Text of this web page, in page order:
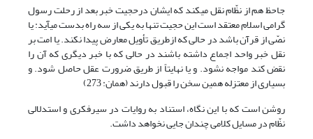
جاحظ هم از نظّام نقل می­کند که ایشان درحجیت خبر بعد از رحلت رسول
گرامی اسلام معتقد است این حجیت تنها به یکی از سه راه بدست می­آید: یا
نصّی از قرآن باشد در حالی ­که ازطریق تأویل معارض پیدا نکند. یا امت بر
نقل خبر واحد اجماع داشته باشند در حالی­ که با خبر دیگری که آن را
نقض کند مواجه نشود. و یا نهایتاً از طریق ضرورت عقل حاصل شود. و
بسیاری از معتزله همین سخن را قبول دارند (همان: 273)
روشن است که با این نگاه، استناد به روایات در سیرفکری و استدلالی
نظّام در مسایل کلامی چندان جایی نخواهد داشت.